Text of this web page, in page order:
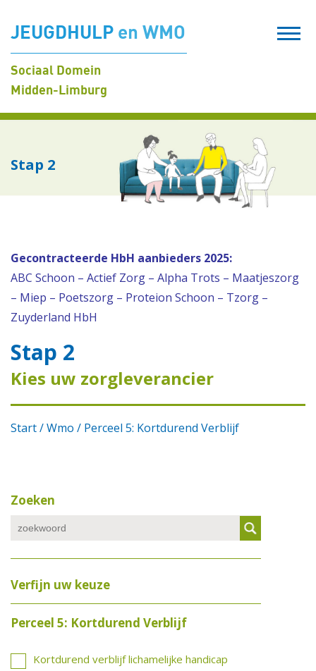
JEUGDHULP en WMO
Sociaal Domein
Midden-Limburg
Stap 2
Gecontracteerde HbH aanbieders 2025:
ABC Schoon – Actief Zorg – Alpha Trots – Maatjeszorg
– Miep – Poetszorg – Proteion Schoon – Tzorg –
Zuyderland HbH
Stap 2
Kies uw zorgleverancier
Start /Wmo / Perceel 5: Kortdurend Verblijf
Zoeken
Verfijn uw keuze
Perceel 5: Kortdurend Verblijf
Kortdurend verblijf lichamelijke handicap